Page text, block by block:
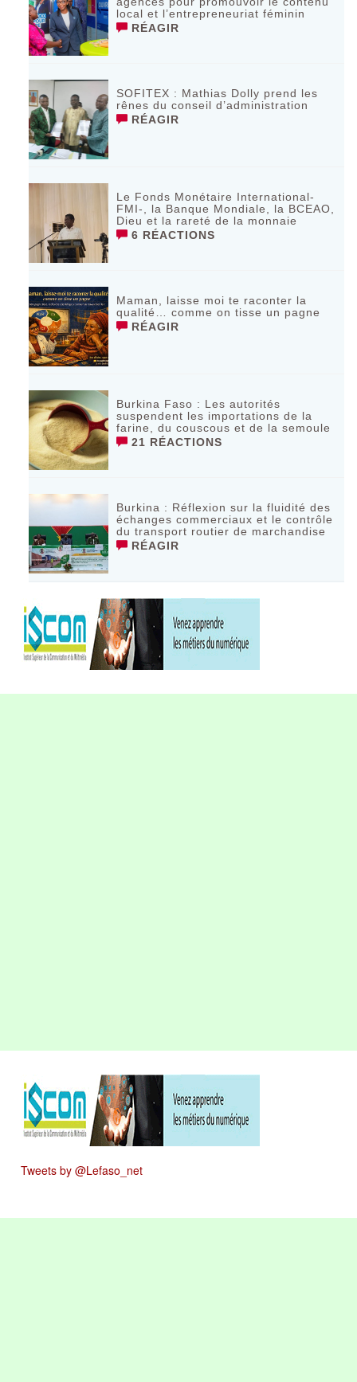
local et l’entrepreneuriat féminin
RÉAGIR
SOFITEX : Mathias Dolly prend les
rênes du conseil d’administration
RÉAGIR
Le Fonds Monétaire International-
FMI-, la Banque Mondiale, la BCEAO,
Dieu et la rareté de la monnaie
6 RÉACTIONS
Maman, laisse moi te raconter la
qualité… comme on tisse un pagne
RÉAGIR
Burkina Faso : Les autorités
suspendent les importations de la
farine, du couscous et de la semoule
21 RÉACTIONS
Burkina : Réflexion sur la fluidité des
échanges commerciaux et le contrôle
du transport routier de marchandise
RÉAGIR
Tweets by @Lefaso_net